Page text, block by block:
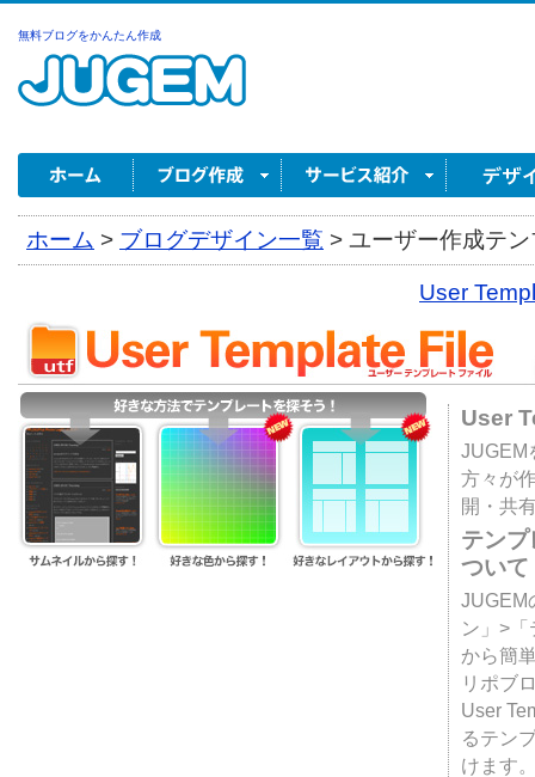
無料ブログをかんたん作成
ホーム > ブログデザイン一覧 > ユーザー作成テ
User
User
JUGEM
方々が
開・共
テン
ついて
JUGEM
ン」>
から簡
リポブ
User
るテン
けます